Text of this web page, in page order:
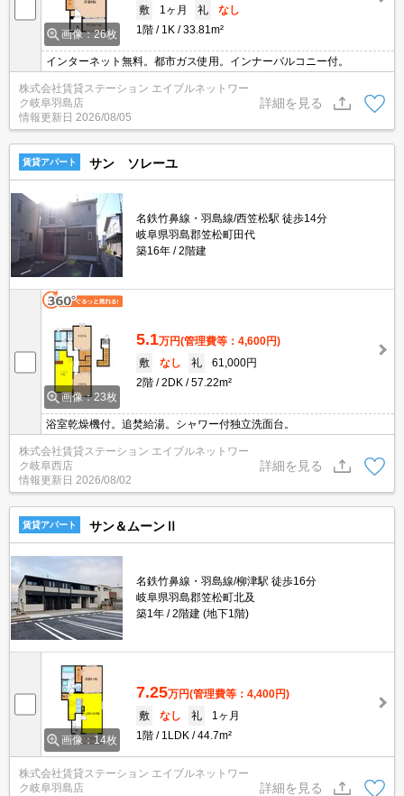
画像：26枚
敷 1ヶ月 礼
なし
1階
1K 33.81m²
インターネット無料。都市ガス使用。インナーバルコニー付。
株式会社賃貸ステーション エイブルネットワー
ク岐阜羽島店
情報更新日 2026/08/05
詳細を見る
賃貸アパート サン ソレーユ
名鉄竹鼻線・羽島線/西笠松駅 徒歩14分
岐阜県羽島郡笠松町田代
築16年
2階建
画像：23枚
5.1万円(管理費等：4,600円)
敷
なし 礼
61,000円
2階
2DK 57.22m²
浴室乾燥機付。追焚給湯。シャワー付独立洗面台。
株式会社賃貸ステーション エイブルネットワー
ク岐阜西店
情報更新日 2026/08/02
詳細を見る
賃貸アパート サン＆ムーンⅡ
名鉄竹鼻線・羽島線/柳津駅 徒歩16分
岐阜県羽島郡笠松町北及
築1年
2階建 (地下1階)
画像：14枚
7.25万円(管理費等：4,400円)
敷
なし 礼
1ヶ月
1階
1LDK 44.7m²
株式会社賃貸ステーション エイブルネットワー
ク岐阜羽島店
詳細を見る